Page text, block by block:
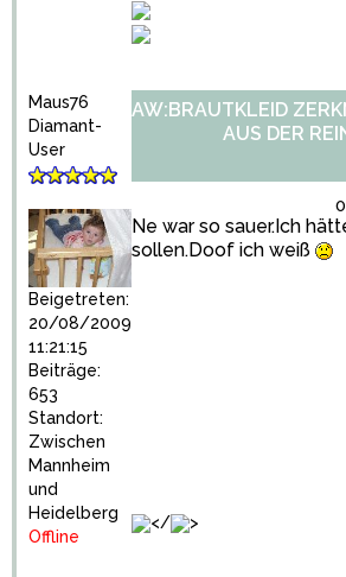
Maus76
Diamant-
User
Beigetreten:
20/08/2009
11:21:15
Beiträge:
653
Standort:
Zwischen
Mannheim
und
Heidelberg
Offline
AW:BRAUTKLEID
AUS DER
Ne war so sauer.Ich
sollen.Doof ich weiß
</ >